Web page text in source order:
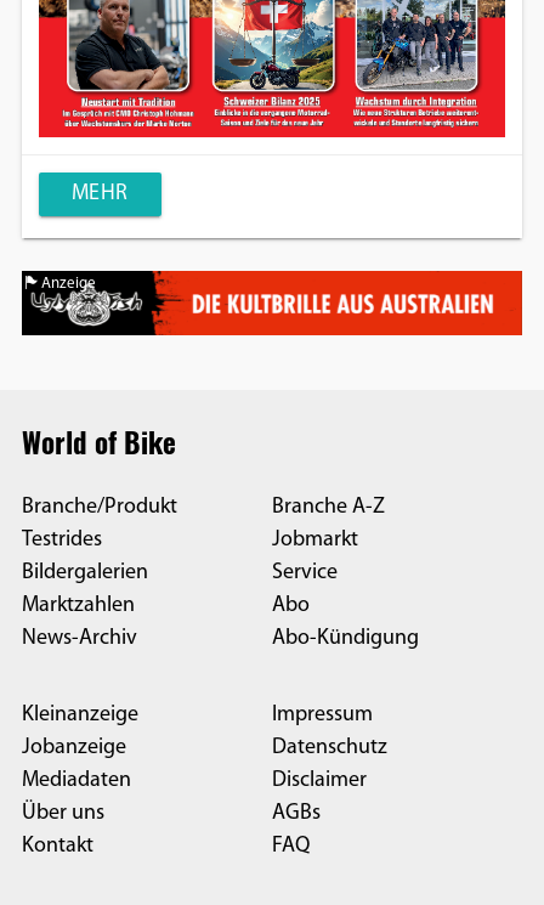
MEHR
Anzeige
World of Bike
Branche/Produkt
Testrides
Bildergalerien
Marktzahlen
News-Archiv
Branche A-Z
Jobmarkt
Service
Abo
Abo-Kündigung
Kleinanzeige
Jobanzeige
Mediadaten
Über uns
Kontakt
Impressum
Datenschutz
Disclaimer
AGBs
FAQ